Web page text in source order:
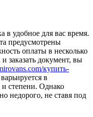
в удобное для вас время.
предусмотрены
оплаты в несколько
заказать документ, вы
купить-
в
и степени. Однако
недорого, не ставя под